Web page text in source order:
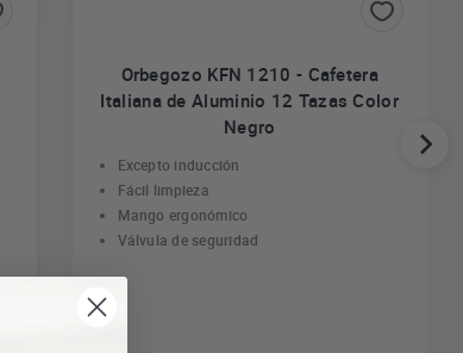
Orbegozo KFN 1210 - Cafetera
Italiana de Aluminio 12 Tazas Color
Negro
Excepto inducción
Fácil limpieza
Mango ergonómico
Válvula de seguridad